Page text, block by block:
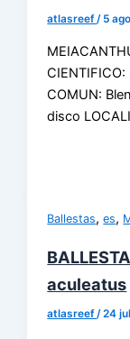
atlasreef/ 5
COMUN:
disco
Ballestas,es,
aculeatus
atlasreef/24